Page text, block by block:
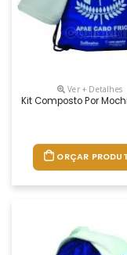
Ver + Detalhes
Kit Composto Por
ORÇAR